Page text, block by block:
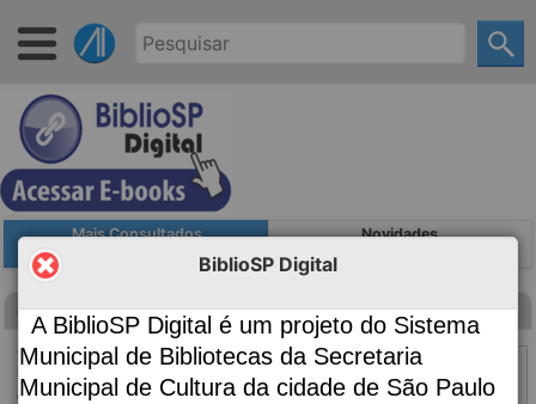
BiblioSP Digital
A BiblioSP Digital é um projeto do Sistema
Municipal de Bibliotecas da Secretaria
Municipal de Cultura da cidade de São Paulo
Mais Consultados Novidades
Canção para ninar menino grande
Autoria
Evaristo, Conceição, 1946-;
2ª edição
Classificação 869.34